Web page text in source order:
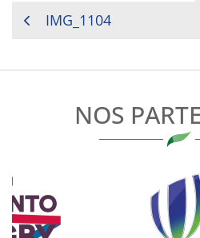
NAVIGATION
IMG_1104
NOS